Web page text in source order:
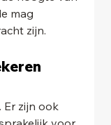
mag
zijn.
Er zijn ook